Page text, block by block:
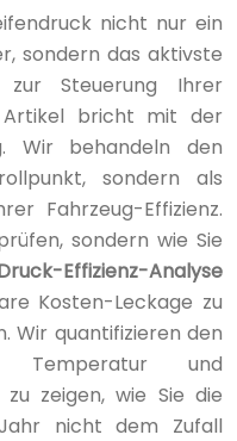
nicht nur ein
sondern das aktivste
Steuerung Ihrer
Artikel bricht mit der
Wir behandeln den
sondern als
Fahrzeug-Effizienz.
sondern wie Sie
Effizienz-Analyse
Kosten-Leckage zu
Wir quantifizieren den
Temperatur und
zeigen, wie Sie die
nicht dem Zufall